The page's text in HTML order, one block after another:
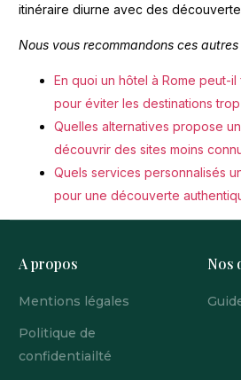
itinéraire diurne avec des
Nous vous recommandons ces
En quoi un hôtel à Rome peut-
pour éviter les destinations
Quelles alternatives propose
découvrir des sites moins
Quels services personnalisés
pour une découverte
A propos
Mentions légales
Politique de
confidentiailté
Nos